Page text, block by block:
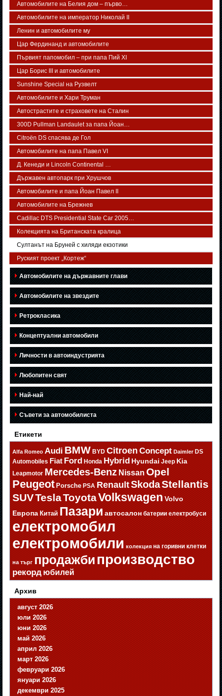
Автомобилите на Белия дом – първо…
Автомобилите на император Николай II
Ленин и автомобилите му
Цар Фердинанд и автомобилите
Първият папомобил – при папа Пий XI
Цар Борис III и автомобилите
Sunshine Special на Рузвелт
Автомобилите и Хари Труман
Автострастите и страховете на Сталин
300D Pullman Landaulet за папа Йоан…
Citroën DS спасява де Гол
Автомобилите на папа Павел VI
Д. Кенеди и Lincoln Continental …
Държавен автопарк при Хрушчов
Автомобилите и папа Йоан Павел ІІ
Автомобилите на Брежнев
Cadillac DTS Presidential State Car 2005…
Колекцията на Британската кралица
Султанът на Бруней с хиляди екзотики
Руският проект „Кортеж“
Автомобилите на държавните глави
Автомобилите на звездите
Ретрокласика
Концептуални автомобили
Личности в автоиндустрията
Любопитен свят
Най-най
Съвети за автомобилиста
Етикети
Alfa Romeo Audi BMW BYD Citroen Concept Daimler DS
Automobiles Fiat Ford Honda Hybrid Hyundai Jeep Kia
Leapmotor Mercedes-Benz Nissan Opel
Peugeot Porsche PSA RenaultSkodaStellantis
SUVTeslaToyotaVolkswagen Volvo
Европа Китай Пазари автосалон батерии електробуси
електромобил
електромобили колекция на горивни клетки
на търг продажбипроизводство
рекорд юбилей
Архив
август 2026
юли 2026
юни 2026
май 2026
април 2026
март 2026
февруари 2026
януари 2026
декември 2025